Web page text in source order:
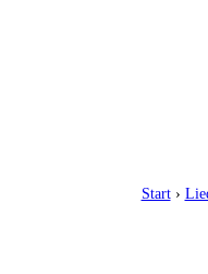
Start›